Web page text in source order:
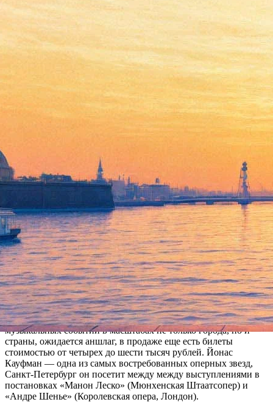
Один из ведущих теноров
мира Йонас Кауфман
выступит в Санкт-
Петербурге
Версия для печати
Концерт одного из ведущих мировых теноров состоится 15
декабря в Большом зале Филармонии в рамках XV
Международного зимнего фестиваля «Площадь Искусств».
Выступление певца будет сопровождать аккомпанемент
австрийского пианиста Хельмута Дойча, в программе
вокального вечера цикл Роберта Шумана «Любовь поэта»,
«Пять стихотворений Матильды Везендонк» Рихарда Вагнера
и три сонета Петрарки Ференца Листа.
На концерте, который обещает стать одним из главных
музыкальных событий в масштабах не только города, но и
страны, ожидается аншлаг, в продаже еще есть билеты
стоимостью от четырех до шести тысяч рублей. Йонас
Кауфман — одна из самых востребованных оперных звезд,
Санкт-Петербург он посетит между между выступлениями в
постановках «Манон Леско» (Мюнхенская Штаатсопер) и
«Андре Шенье» (Королевская опера, Лондон).